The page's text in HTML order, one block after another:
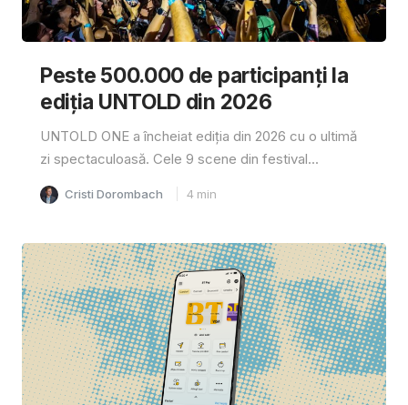
Peste 500.000 de participanți la
ediția UNTOLD din 2026
UNTOLD ONE a încheiat ediția din 2026 cu o ultimă
zi spectaculoasă. Cele 9 scene din festival...
Cristi Dorombach 4 min